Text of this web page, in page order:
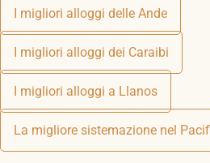
I migliori alloggi delle Ande
I migliori alloggi dei Caraibi
I migliori alloggi a Llanos
La migliore sistemazione nel